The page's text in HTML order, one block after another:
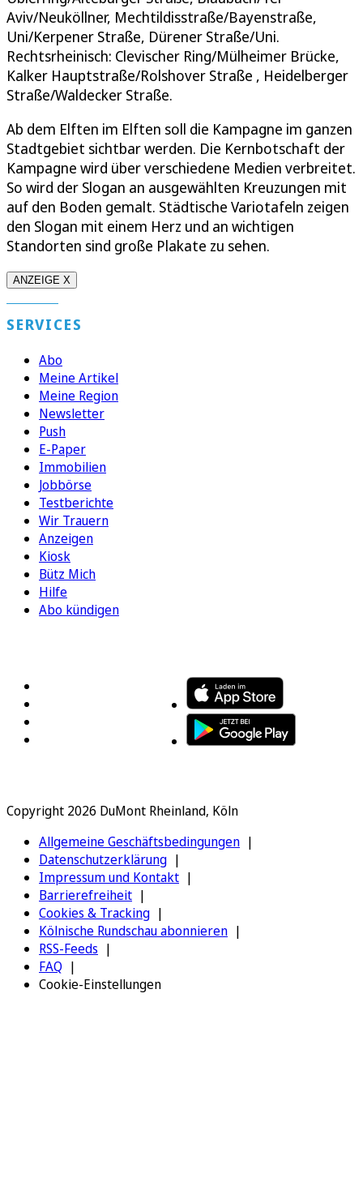
Aviv/Neuköllner, Mechtildisstraße/Bayenstraße,
Uni/Kerpener Straße, Dürener Straße/Uni.
Rechtsrheinisch: Clevischer Ring/Mülheimer Brücke,
Kalker Hauptstraße/Rolshover Straße , Heidelberger
Straße/Waldecker Straße.
Ab dem Elften im Elften soll die Kampagne im ganzen
Stadtgebiet sichtbar werden. Die Kernbotschaft der
Kampagne wird über verschiedene Medien verbreitet.
So wird der Slogan an ausgewählten Kreuzungen mit
auf den Boden gemalt. Städtische Variotafeln zeigen
den Slogan mit einem Herz und an wichtigen
Standorten sind große Plakate zu sehen.
ANZEIGE X
SERVICES
Abo
Meine Artikel
Meine Region
Newsletter
Push
E-Paper
Immobilien
Jobbörse
Testberichte
Wir Trauern
Anzeigen
Kiosk
Bütz Mich
Hilfe
Abo kündigen
Copyright 2026 DuMont Rheinland, Köln
Allgemeine Geschäftsbedingungen
Datenschutzerklärung
Impressum und Kontakt
Barrierefreiheit
Cookies & Tracking
Kölnische Rundschau abonnieren
RSS-Feeds
FAQ
Cookie-Einstellungen